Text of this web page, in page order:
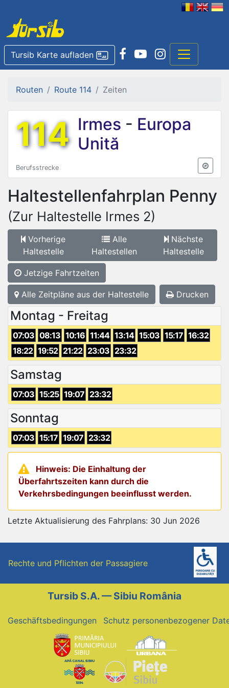
Tursib Karte aufladen
Routen Route 114 Zeiten
114 Irmes - Europa
Unită
Berufsstrecke
Haltestellenfahrplan Penny
(Zur Haltestelle Irmes 2)
Vorherige
Haltestelle
Alle
Haltestellen
Nächste
Haltestelle
Jetzige Fahrtzeiten
Alle Zeitpläne aus der Haltestelle Drucken
Montag - Freitag
07:03 08:13 10:16 11:44 13:14 15:03 15:17 16:32
18:22 19:52 21:22 23:03 23:32
Samstag
07:03 15:25 19:07 23:32
Sonntag
07:03 15:17 19:07 23:32
Hinweis: Die Einhaltung der
Überfahrtszeiten kann durch die
Verkehrsbedingungen beeinflusst werden.
Letzte Aktualisierung des Fahrplans: 30 Jun 2026
Rechte und Pflichten der Passagiere
Tursib S.A. — Sibiu România
Geschäftsbedingungen Schutz personenbezogener